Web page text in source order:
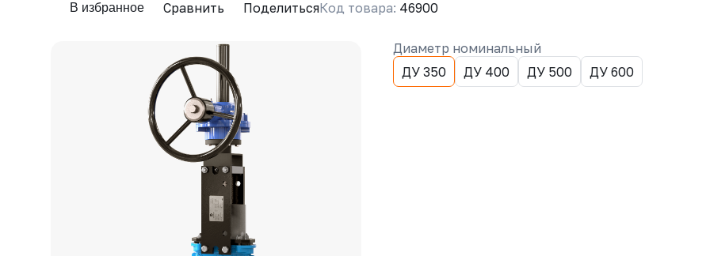
В избранное Сравнить ПоделитьсяКод товара: 46900
Диаметр номинальный
ДУ 350
ДУ 400 ДУ 500 ДУ 600